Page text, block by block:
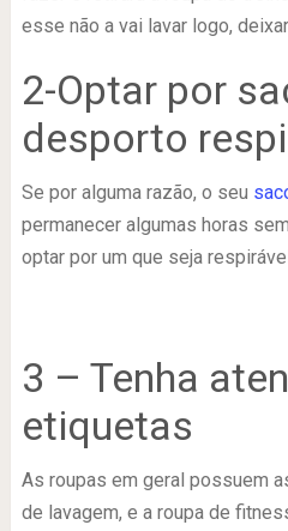
esse não a vai lavar logo,
2-Optar por
desporto
Se por alguma razão, o seu
permanecer algumas horas
optar por um que seja
3 – Tenha
etiquetas
As roupas em geral possuem
de lavagem, e a roupa de